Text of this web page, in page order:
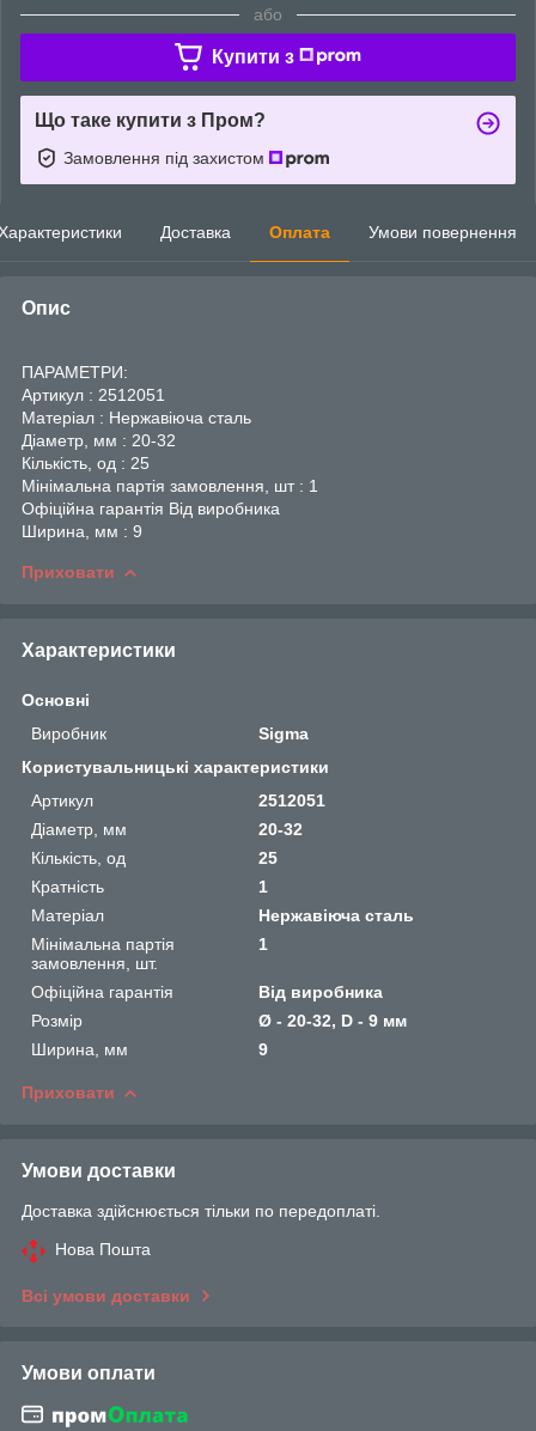
або
Купити з
Що таке купити з Пром?
Замовлення під захистом
Доставка Оплата Умови повернення
Опис
ПАРАМЕТРИ:
Артикул : 2512051
Матеріал : Нержавіюча сталь
Діаметр, мм : 20-32
Кількість, од : 25
Мінімальна партія замовлення, шт : 1
Офіційна гарантія Від виробника
Ширина, мм : 9
Приховати
Характеристики
Основні
Виробник
Sigma
Користувальницькі характеристики
Артикул
2512051
Діаметр, мм
20-32
Кількість, од
25
Кратність
1
Матеріал
Нержавіюча сталь
Мінімальна партія
замовлення, шт.
1
Офіційна гарантія
Від виробника
Розмір
Ø - 20-32, D - 9 мм
Ширина, мм
9
Приховати
Умови доставки
Доставка здійснюється тільки по передоплаті.
Нова Пошта
Всі умови доставки
Умови оплати